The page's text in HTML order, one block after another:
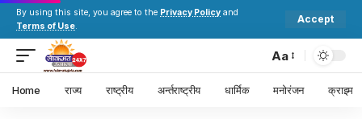
By using this site, you agree to the Privacy Policy and
Terms of Use.
Accept
Aa
Home राज्य राष्ट्रीय अर्न्तराष्ट्रीय धार्मिक मनोरंजन क्राइम